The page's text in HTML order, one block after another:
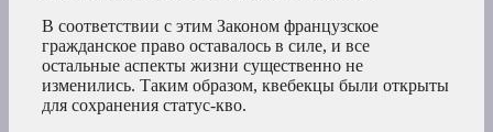
В соответствии с этим Законом французское
гражданское право оставалось в силе, и все
остальные аспекты жизни существенно не
изменились. Таким образом, квебекцы были открыты
для сохранения статус-кво.